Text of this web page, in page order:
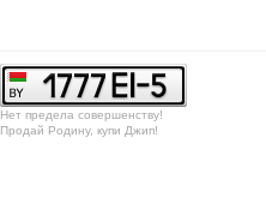
Нет предела совершенству!
Продай Родину, купи Джип!